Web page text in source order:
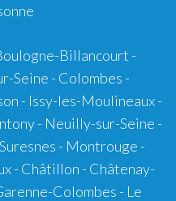
Billancourt -
Seine - Colombes -
- Issy-les-Moulineaux -
- Neuilly-sur-Seine -
- Montrouge -
- Châtillon - Châtenay-
Colombes - Le